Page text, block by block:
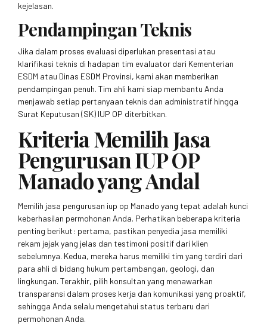
kejelasan.
Pendampingan Teknis
Jika dalam proses evaluasi diperlukan presentasi atau
klarifikasi teknis di hadapan tim evaluator dari Kementerian
ESDM atau Dinas ESDM Provinsi, kami akan memberikan
pendampingan penuh. Tim ahli kami siap membantu Anda
menjawab setiap pertanyaan teknis dan administratif hingga
Surat Keputusan (SK) IUP OP diterbitkan.
Kriteria Memilih Jasa
Pengurusan IUP OP
Manado yang Andal
Memilih jasa pengurusan iup op Manado yang tepat adalah kunci
keberhasilan permohonan Anda. Perhatikan beberapa kriteria
penting berikut: pertama, pastikan penyedia jasa memiliki
rekam jejak yang jelas dan testimoni positif dari klien
sebelumnya. Kedua, mereka harus memiliki tim yang terdiri dari
para ahli di bidang hukum pertambangan, geologi, dan
lingkungan. Terakhir, pilih konsultan yang menawarkan
transparansi dalam proses kerja dan komunikasi yang proaktif,
sehingga Anda selalu mengetahui status terbaru dari
permohonan Anda.